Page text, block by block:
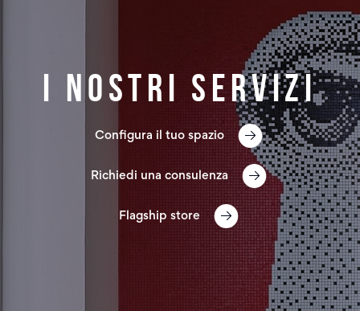
I nostri servizi
Configura il tuo spazio
Richiedi una consulenza
Flagship store